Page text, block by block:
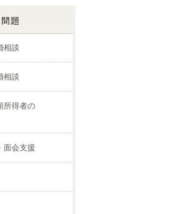
相談
相談
所得者の
面会支援